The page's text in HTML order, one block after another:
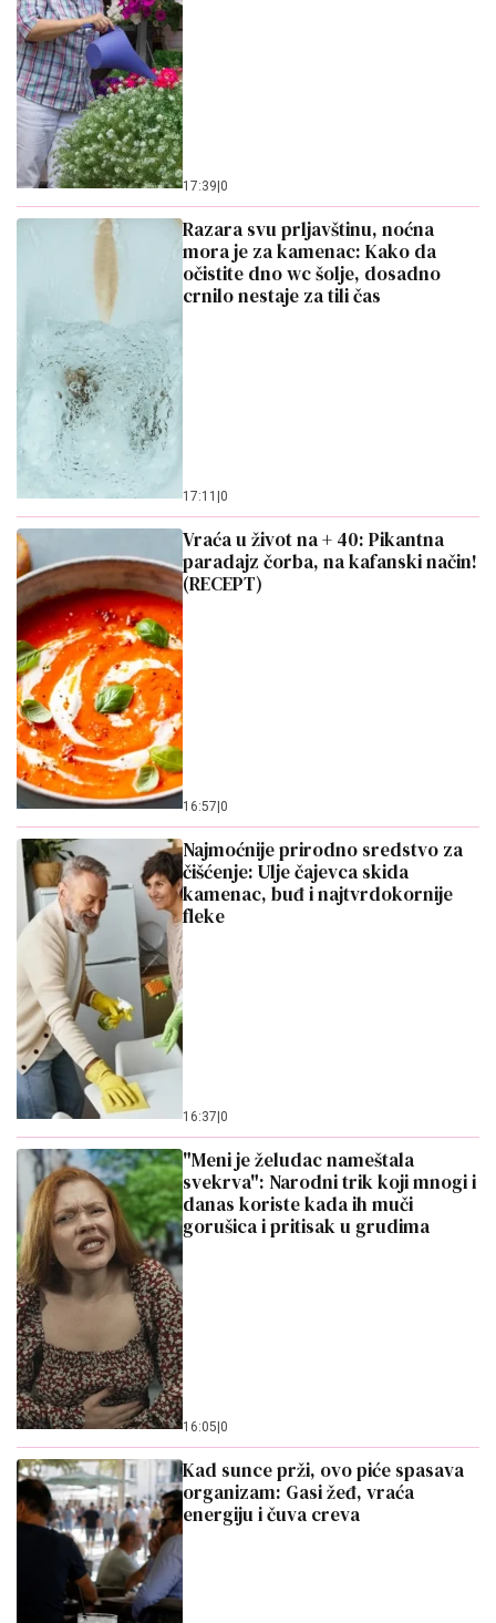
17:39 0
Razara svu prljavštinu, noćna
mora je za kamenac: Kako da
očistite dno wc šolje, dosadno
crnilo nestaje za tili čas
17:11 0
Vraća u život na + 40: Pikantna
paradajz čorba, na kafanski način!
(RECEPT)
16:57 0
Najmoćnije prirodno sredstvo za
čišćenje: Ulje čajevca skida
kamenac, buđ i najtvrdokornije
fleke
16:37 0
"Meni je želudac nameštala
svekrva": Narodni trik koji mnogi i
danas koriste kada ih muči
gorušica i pritisak u grudima
16:05 0
Kad sunce prži, ovo piće spasava
organizam: Gasi žeđ, vraća
energiju i čuva creva